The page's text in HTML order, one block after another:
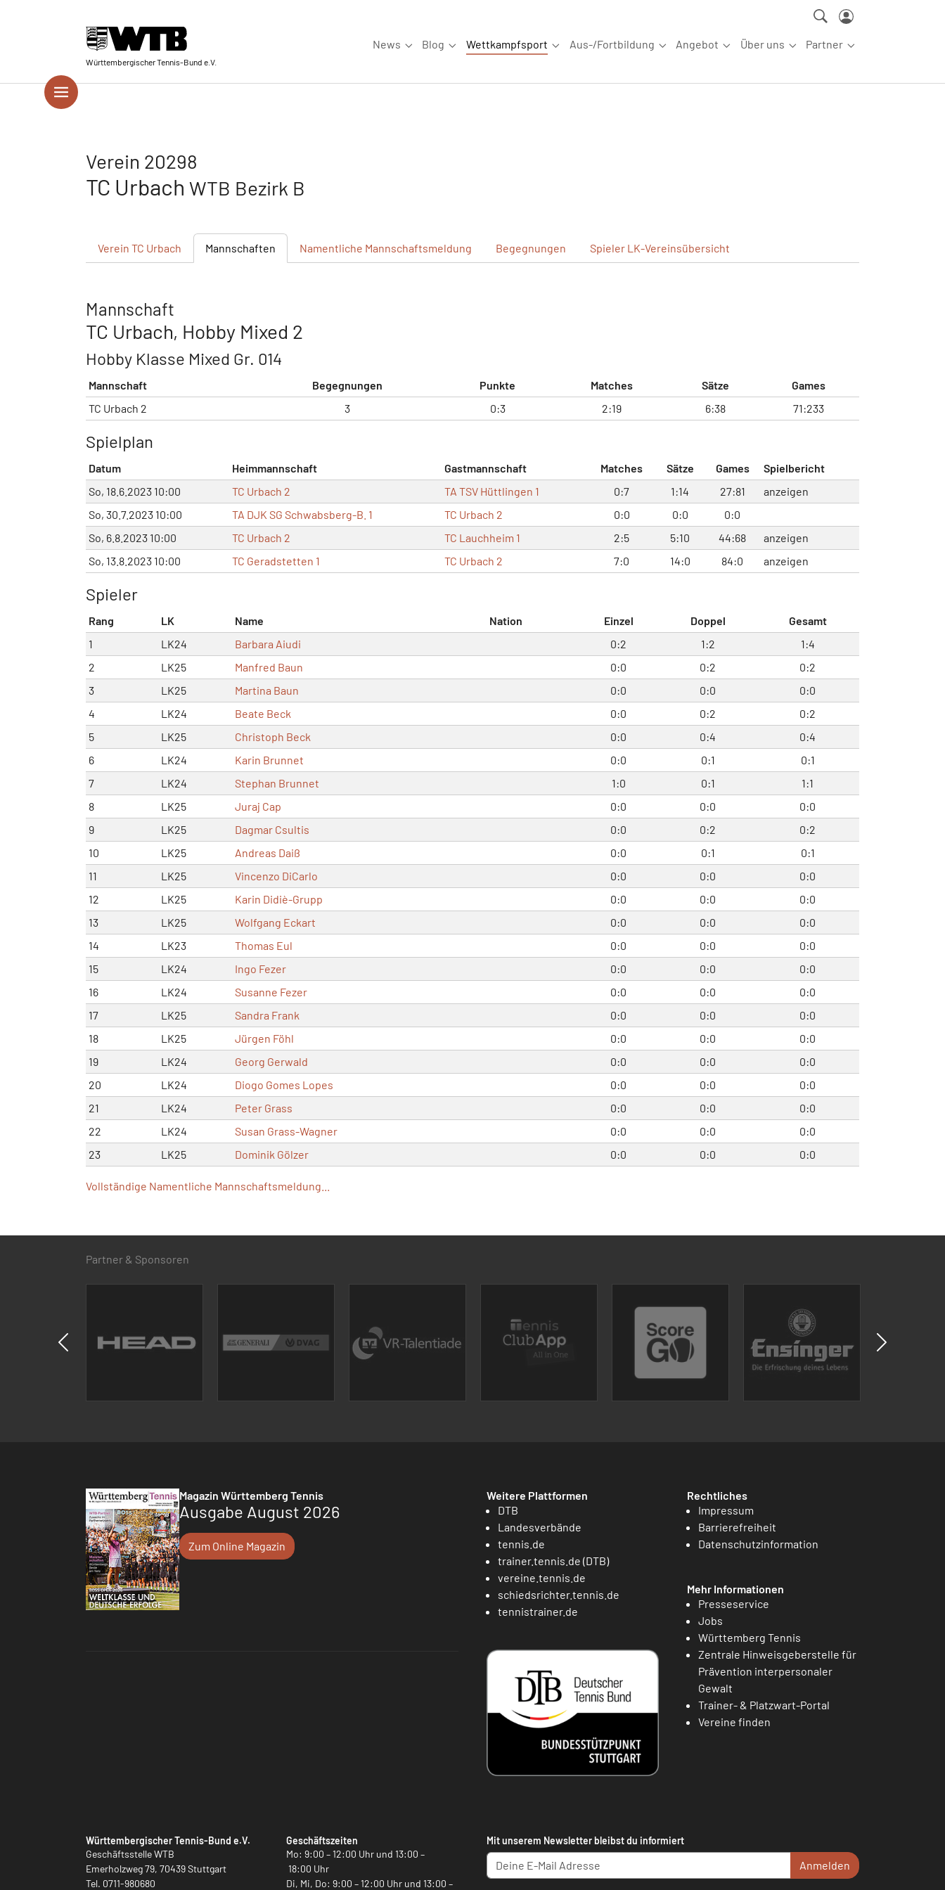
Württembergischer Tennis-Bund e.V.
News
Submenu for "News"
Blog
Submenu for "Blog"
Wettkampfsport
Submenu for "Wettkampfsport"
Aus-/Fortbildung
Submenu for "Aus-/Fortbildung"
Angebot
Submenu for "Angebot"
Über uns
Submenu for "Über uns"
Partner
Submenu for
Verein 20298
TC Urbach WTB Bezirk B
Verein TC Urbach Mannschaften Namentliche Mannschaftsmeldung Begegnungen Spieler LK-Vereinsübersicht
Mannschaft
TC Urbach, Hobby Mixed 2
Hobby Klasse Mixed Gr. 014
Mannschaft Begegnungen Punkte Matches Sätze
Games
TC Urbach 2
3 0:3 2:19 6:38 71:233
Spielplan
Datum Heimmannschaft Gastmannschaft Matches Sätze Games
Spielbericht
So, 18.6.2023 10:00
TC Urbach 2 TA TSV Hüttlingen 1 0:7 1:14 27:81
anzeigen
So, 30.7.2023 10:00
TA DJK SG Schwabsberg-B. 1 TC Urbach 2 0:0 0:0
0:0
So, 6.8.2023 10:00
TC Urbach 2 TC Lauchheim 1 2:5 5:10 44:68
anzeigen
So, 13.8.2023 10:00
TC Geradstetten 1 TC Urbach 2 7:0 14:0 84:0 anzeigen
Spieler
Rang LK Name Nation Einzel Doppel
Gesamt
1
LK24 Barbara Aiudi 0:2 1:2
1:4
2
LK25 Manfred Baun 0:0 0:2
0:2
3
LK25 Martina Baun 0:0 0:0
0:0
4
LK24 Beate Beck 0:0 0:2
0:2
5
LK25 Christoph Beck 0:0 0:4
0:4
6
LK24 Karin Brunnet 0:0 0:1
0:1
7
LK24 Stephan Brunnet 1:0 0:1
1:1
8
LK25 Juraj Cap 0:0 0:0
0:0
9
LK25 Dagmar Csultis 0:0 0:2
0:2
10
LK25 Andreas Daiß 0:0 0:1
0:1
11
LK25 Vincenzo DiCarlo 0:0 0:0
0:0
12
LK25 Karin Didiè-Grupp 0:0 0:0
0:0
13
LK25 Wolfgang Eckart 0:0 0:0
0:0
14
LK23 Thomas Eul 0:0 0:0
0:0
15
LK24 Ingo Fezer 0:0 0:0
0:0
16
LK24 Susanne Fezer 0:0 0:0
0:0
17
LK25 Sandra Frank 0:0 0:0
0:0
18
LK25 Jürgen Föhl 0:0 0:0
0:0
19
LK24 Georg Gerwald 0:0 0:0
0:0
20
LK24 Diogo Gomes Lopes 0:0 0:0
0:0
21
LK24 Peter Grass 0:0 0:0
0:0
22
LK24 Susan Grass-Wagner 0:0 0:0
0:0
23
LK25 Dominik Gölzer 0:0 0:0 0:0
Vollständige Namentliche Mannschaftsmeldung...
Partner & Sponsoren
Magazin Württemberg Tennis
Ausgabe August 2026
Zum Online Magazin
Weitere Plattformen
DTB
Landesverbände
tennis.de
trainer.tennis.de (DTB)
vereine.tennis.de
schiedsrichter.tennis.de
tennistrainer.de
Rechtliches
Impressum
Barrierefreiheit
Datenschutzinformation
Mehr Informationen
Presseservice
Jobs
Württemberg Tennis
Zentrale Hinweisgeberstelle für
Prävention interpersonaler
Gewalt
Trainer- & Platzwart-Portal
Vereine finden
Württembergischer Tennis-Bund e.V.
Geschäftsstelle WTB
Emerholzweg 79, 70439 Stuttgart
Tel. 0711-980680
Geschäftszeiten
Mo: 9:00 – 12:00 Uhr und 13:00 –
18:00 Uhr
Di, Mi, Do: 9:00 – 12:00 Uhr und 13:00 –
Mit unserem Newsletter bleibst du informiert
Anmelden